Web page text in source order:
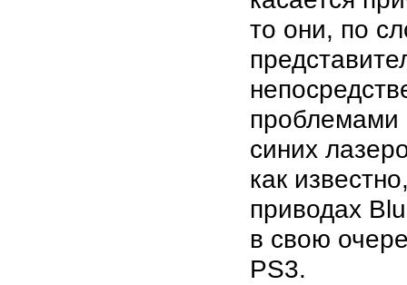
то они, по
проблемами
синих
как
приводах
в свою
PS3.